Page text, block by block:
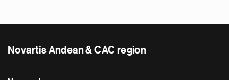
Novartis Andean & CAC region